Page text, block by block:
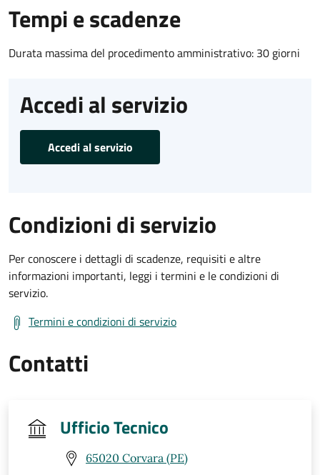
Tempi e scadenze
Durata massima del procedimento amministrativo: 30 giorni
Accedi al servizio
Accedi al servizio
Condizioni di servizio
Per conoscere i dettagli di scadenze, requisiti e altre
informazioni importanti, leggi i termini e le condizioni di
servizio.
Termini e condizioni di servizio
Contatti
Ufficio Tecnico
65020 Corvara (PE)